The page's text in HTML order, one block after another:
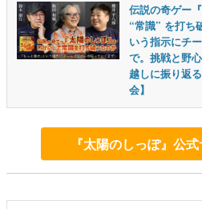
伝説の奇ゲー
“常識” を打ち
いう指示にチ
で。挑戦と野
越しに振り返
会】
『太陽のしっぽ』公